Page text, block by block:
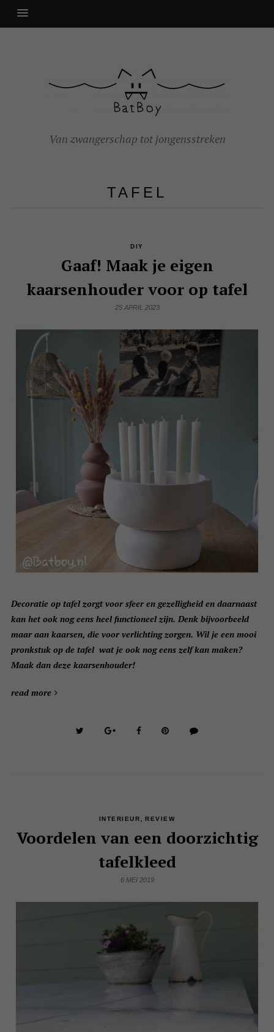
Van zwangerschap tot jongensstreken
TAFEL
DIY
Gaaf! Maak je eigen
kaarsenhouder voor op tafel
25 APRIL 2023
Decoratie op tafel zorgt voor sfeer en gezelligheid en daarnaast
kan het ook nog eens heel functioneel zijn. Denk bijvoorbeeld
maar aan kaarsen, die voor verlichting zorgen. Wil je een mooi
pronkstuk op de tafel wat je ook nog eens zelf kan maken?
Maak dan deze kaarsenhouder!
read more
INTERIEUR ,REVIEW
Voordelen van een doorzichtig
tafelkleed
6 MEI 2019